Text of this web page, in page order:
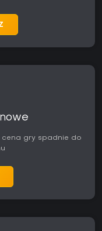
cena gry spadnie do